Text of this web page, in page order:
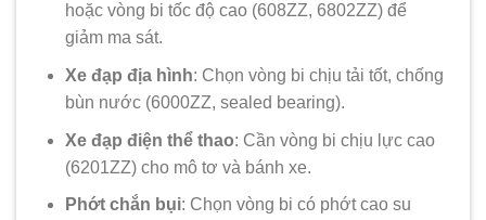
hoặc vòng bi tốc độ cao (608ZZ, 6802ZZ) để
giảm ma sát.
Xe đạp địa hình: Chọn vòng bi chịu tải tốt, chống
bùn nước (6000ZZ, sealed bearing).
Xe đạp điện thể thao: Cần vòng bi chịu lực cao
(6201ZZ) cho mô tơ và bánh xe.
Phớt chắn bụi: Chọn vòng bi có phớt cao su